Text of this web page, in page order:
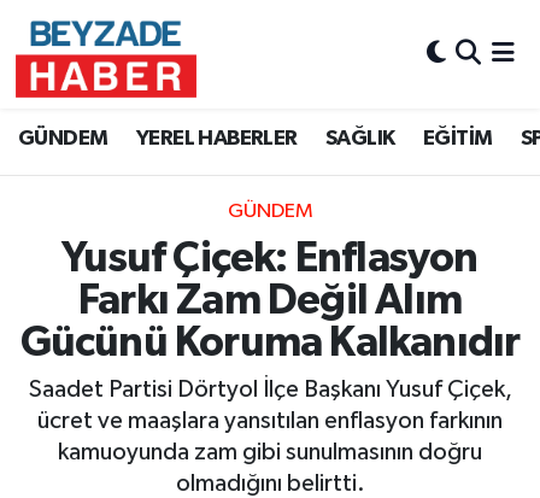
GÜNDEM YEREL HABERLER SAĞLIK EĞİTİM
GÜNDEM
Yusuf Çiçek: Enflasyon
Farkı Zam Değil Alım
Gücünü Koruma Kalkanıdır
Saadet Partisi Dörtyol İlçe Başkanı Yusuf Çiçek,
ücret ve maaşlara yansıtılan enflasyon farkının
kamuoyunda zam gibi sunulmasının doğru
olmadığını belirtti.
Hava Durumu
Süper Lig Puan Durumu ve Fikstür
Tüm Manşetler
Son Dakika Haberleri
Haber Arşivi